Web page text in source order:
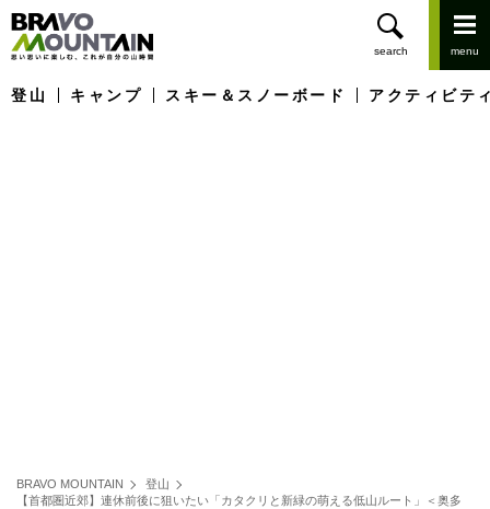
登山 キャンプ スキー＆スノーボード アクティビテ
BRAVO MOUNTAIN
登山
【首都圏近郊】連休前後に狙いたい「カタクリと新緑の萌える低山ルート」＜奥多